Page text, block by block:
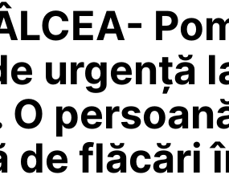
urgență
de flăcări